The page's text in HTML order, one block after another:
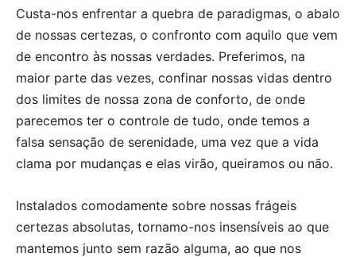
Custa-nos enfrentar a quebra de paradigmas, o abalo
de nossas certezas, o confronto com aquilo que vem
de encontro às nossas verdades. Preferimos, na
maior parte das vezes, confinar nossas vidas dentro
dos limites de nossa zona de conforto, de onde
parecemos ter o controle de tudo, onde temos a
falsa sensação de serenidade, uma vez que a vida
clama por mudanças e elas virão, queiramos ou não.
Instalados comodamente sobre nossas frágeis
certezas absolutas, tornamo-nos insensíveis ao que
mantemos junto sem razão alguma, ao que nos